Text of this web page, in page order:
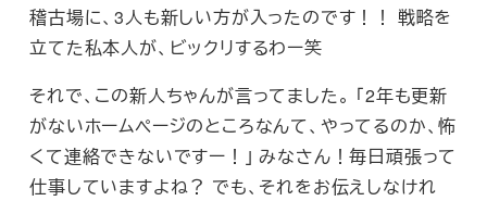
稽古場に、3人も新しい方が入ったのです！！ 戦略を
立てた私本人が、ビックリするわー笑
それで、この新人ちゃんが言ってました。 「2年も更新
がないホームページのところなんて、やってるのか、怖
くて連絡できないですー！」 みなさん！毎日頑張って
仕事していますよね？ でも、それをお伝えしなけれ